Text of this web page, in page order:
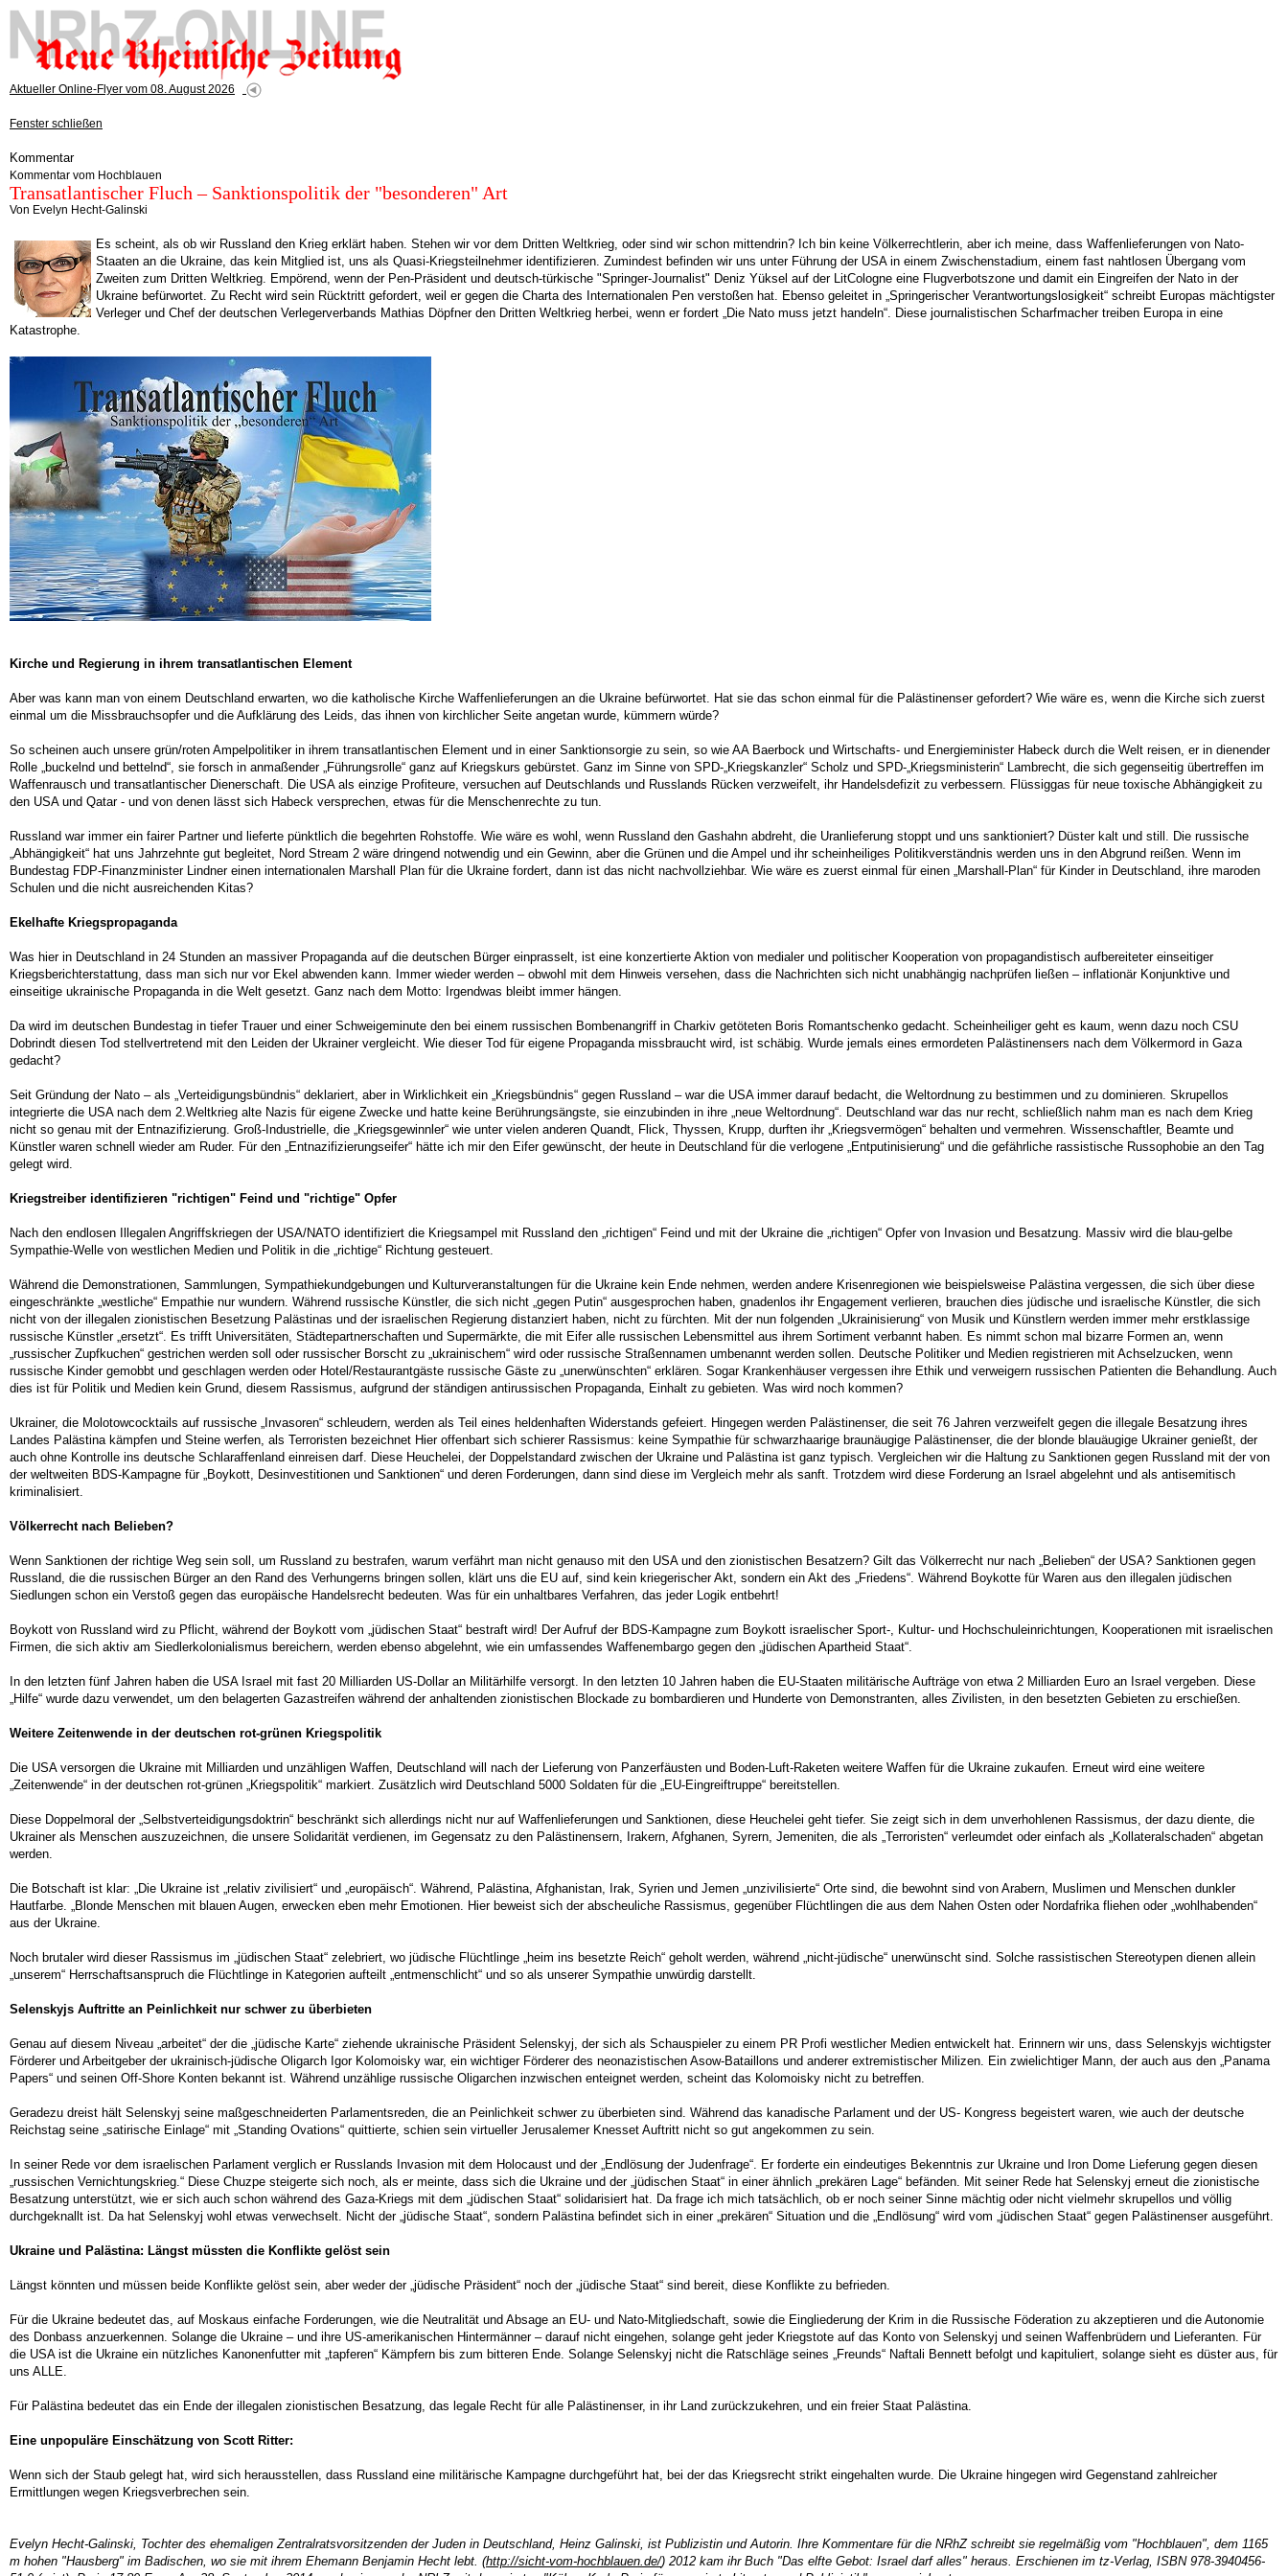
Aktueller Online-Flyer vom 08. August 2026
Fenster schließen
Kommentar
Kommentar vom Hochblauen
Transatlantischer Fluch – Sanktionspolitik der "besonderen" Art
Von Evelyn Hecht-Galinski
Es scheint, als ob wir Russland den Krieg erklärt haben. Stehen wir vor dem Dritten Weltkrieg, oder sind wir schon mittendrin? Ich bin keine Völkerrechtlerin, aber ich meine, dass Waffenlieferungen von Nato-
Staaten an die Ukraine, das kein Mitglied ist, uns als Quasi-Kriegsteilnehmer identifizieren. Zumindest befinden wir uns unter Führung der USA in einem Zwischenstadium, einem fast nahtlosen Übergang vom
Zweiten zum Dritten Weltkrieg. Empörend, wenn der Pen-Präsident und deutsch-türkische "Springer-Journalist" Deniz Yüksel auf der LitCologne eine Flugverbotszone und damit ein Eingreifen der Nato in der
Ukraine befürwortet. Zu Recht wird sein Rücktritt gefordert, weil er gegen die Charta des Internationalen Pen verstoßen hat. Ebenso geleitet in „Springerischer Verantwortungslosigkeit“ schreibt Europas mächtigster
Verleger und Chef der deutschen Verlegerverbands Mathias Döpfner den Dritten Weltkrieg herbei, wenn er fordert „Die Nato muss jetzt handeln“. Diese journalistischen Scharfmacher treiben Europa in eine
Katastrophe.
Kirche und Regierung in ihrem transatlantischen Element
Aber was kann man von einem Deutschland erwarten, wo die katholische Kirche Waffenlieferungen an die Ukraine befürwortet. Hat sie das schon einmal für die Palästinenser gefordert? Wie wäre es, wenn die Kirche sich zuerst
einmal um die Missbrauchsopfer und die Aufklärung des Leids, das ihnen von kirchlicher Seite angetan wurde, kümmern würde?
So scheinen auch unsere grün/roten Ampelpolitiker in ihrem transatlantischen Element und in einer Sanktionsorgie zu sein, so wie AA Baerbock und Wirtschafts- und Energieminister Habeck durch die Welt reisen, er in dienender
Rolle „buckelnd und bettelnd“, sie forsch in anmaßender „Führungsrolle“ ganz auf Kriegskurs gebürstet. Ganz im Sinne von SPD-„Kriegskanzler“ Scholz und SPD-„Kriegsministerin“ Lambrecht, die sich gegenseitig übertreffen im
Waffenrausch und transatlantischer Dienerschaft. Die USA als einzige Profiteure, versuchen auf Deutschlands und Russlands Rücken verzweifelt, ihr Handelsdefizit zu verbessern. Flüssiggas für neue toxische Abhängigkeit zu
den USA und Qatar - und von denen lässt sich Habeck versprechen, etwas für die Menschenrechte zu tun.
Russland war immer ein fairer Partner und lieferte pünktlich die begehrten Rohstoffe. Wie wäre es wohl, wenn Russland den Gashahn abdreht, die Uranlieferung stoppt und uns sanktioniert? Düster kalt und still. Die russische
„Abhängigkeit“ hat uns Jahrzehnte gut begleitet, Nord Stream 2 wäre dringend notwendig und ein Gewinn, aber die Grünen und die Ampel und ihr scheinheiliges Politikverständnis werden uns in den Abgrund reißen. Wenn im
Bundestag FDP-Finanzminister Lindner einen internationalen Marshall Plan für die Ukraine fordert, dann ist das nicht nachvollziehbar. Wie wäre es zuerst einmal für einen „Marshall-Plan“ für Kinder in Deutschland, ihre maroden
Schulen und die nicht ausreichenden Kitas?
Ekelhafte Kriegspropaganda
Was hier in Deutschland in 24 Stunden an massiver Propaganda auf die deutschen Bürger einprasselt, ist eine konzertierte Aktion von medialer und politischer Kooperation von propagandistisch aufbereiteter einseitiger
Kriegsberichterstattung, dass man sich nur vor Ekel abwenden kann. Immer wieder werden – obwohl mit dem Hinweis versehen, dass die Nachrichten sich nicht unabhängig nachprüfen ließen – inflationär Konjunktive und
einseitige ukrainische Propaganda in die Welt gesetzt. Ganz nach dem Motto: Irgendwas bleibt immer hängen.
Da wird im deutschen Bundestag in tiefer Trauer und einer Schweigeminute den bei einem russischen Bombenangriff in Charkiv getöteten Boris Romantschenko gedacht. Scheinheiliger geht es kaum, wenn dazu noch CSU
Dobrindt diesen Tod stellvertretend mit den Leiden der Ukrainer vergleicht. Wie dieser Tod für eigene Propaganda missbraucht wird, ist schäbig. Wurde jemals eines ermordeten Palästinensers nach dem Völkermord in Gaza
gedacht?
Seit Gründung der Nato – als „Verteidigungsbündnis“ deklariert, aber in Wirklichkeit ein „Kriegsbündnis“ gegen Russland – war die USA immer darauf bedacht, die Weltordnung zu bestimmen und zu dominieren. Skrupellos
integrierte die USA nach dem 2.Weltkrieg alte Nazis für eigene Zwecke und hatte keine Berührungsängste, sie einzubinden in ihre „neue Weltordnung“. Deutschland war das nur recht, schließlich nahm man es nach dem Krieg
nicht so genau mit der Entnazifizierung. Groß-Industrielle, die „Kriegsgewinnler“ wie unter vielen anderen Quandt, Flick, Thyssen, Krupp, durften ihr „Kriegsvermögen“ behalten und vermehren. Wissenschaftler, Beamte und
Künstler waren schnell wieder am Ruder. Für den „Entnazifizierungseifer“ hätte ich mir den Eifer gewünscht, der heute in Deutschland für die verlogene „Entputinisierung“ und die gefährliche rassistische Russophobie an den Tag
gelegt wird.
Kriegstreiber identifizieren "richtigen" Feind und "richtige" Opfer
Nach den endlosen Illegalen Angriffskriegen der USA/NATO identifiziert die Kriegsampel mit Russland den „richtigen“ Feind und mit der Ukraine die „richtigen“ Opfer von Invasion und Besatzung. Massiv wird die blau-gelbe
Sympathie-Welle von westlichen Medien und Politik in die „richtige“ Richtung gesteuert.
Während die Demonstrationen, Sammlungen, Sympathiekundgebungen und Kulturveranstaltungen für die Ukraine kein Ende nehmen, werden andere Krisenregionen wie beispielsweise Palästina vergessen, die sich über diese
eingeschränkte „westliche“ Empathie nur wundern. Während russische Künstler, die sich nicht „gegen Putin“ ausgesprochen haben, gnadenlos ihr Engagement verlieren, brauchen dies jüdische und israelische Künstler, die sich
nicht von der illegalen zionistischen Besetzung Palästinas und der israelischen Regierung distanziert haben, nicht zu fürchten. Mit der nun folgenden „Ukrainisierung“ von Musik und Künstlern werden immer mehr erstklassige
russische Künstler „ersetzt“. Es trifft Universitäten, Städtepartnerschaften und Supermärkte, die mit Eifer alle russischen Lebensmittel aus ihrem Sortiment verbannt haben. Es nimmt schon mal bizarre Formen an, wenn
„russischer Zupfkuchen“ gestrichen werden soll oder russischer Borscht zu „ukrainischem“ wird oder russische Straßennamen umbenannt werden sollen. Deutsche Politiker und Medien registrieren mit Achselzucken, wenn
russische Kinder gemobbt und geschlagen werden oder Hotel/Restaurantgäste russische Gäste zu „unerwünschten“ erklären. Sogar Krankenhäuser vergessen ihre Ethik und verweigern russischen Patienten die Behandlung. Auch
dies ist für Politik und Medien kein Grund, diesem Rassismus, aufgrund der ständigen antirussischen Propaganda, Einhalt zu gebieten. Was wird noch kommen?
Ukrainer, die Molotowcocktails auf russische „Invasoren“ schleudern, werden als Teil eines heldenhaften Widerstands gefeiert. Hingegen werden Palästinenser, die seit 76 Jahren verzweifelt gegen die illegale Besatzung ihres
Landes Palästina kämpfen und Steine werfen, als Terroristen bezeichnet Hier offenbart sich schierer Rassismus: keine Sympathie für schwarzhaarige braunäugige Palästinenser, die der blonde blauäugige Ukrainer genießt, der
auch ohne Kontrolle ins deutsche Schlaraffenland einreisen darf. Diese Heuchelei, der Doppelstandard zwischen der Ukraine und Palästina ist ganz typisch. Vergleichen wir die Haltung zu Sanktionen gegen Russland mit der von
der weltweiten BDS-Kampagne für „Boykott, Desinvestitionen und Sanktionen“ und deren Forderungen, dann sind diese im Vergleich mehr als sanft. Trotzdem wird diese Forderung an Israel abgelehnt und als antisemitisch
kriminalisiert.
Völkerrecht nach Belieben?
Wenn Sanktionen der richtige Weg sein soll, um Russland zu bestrafen, warum verfährt man nicht genauso mit den USA und den zionistischen Besatzern? Gilt das Völkerrecht nur nach „Belieben“ der USA? Sanktionen gegen
Russland, die die russischen Bürger an den Rand des Verhungerns bringen sollen, klärt uns die EU auf, sind kein kriegerischer Akt, sondern ein Akt des „Friedens“. Während Boykotte für Waren aus den illegalen jüdischen
Siedlungen schon ein Verstoß gegen das europäische Handelsrecht bedeuten. Was für ein unhaltbares Verfahren, das jeder Logik entbehrt!
Boykott von Russland wird zu Pflicht, während der Boykott vom „jüdischen Staat“ bestraft wird! Der Aufruf der BDS-Kampagne zum Boykott israelischer Sport-, Kultur- und Hochschuleinrichtungen, Kooperationen mit israelischen
Firmen, die sich aktiv am Siedlerkolonialismus bereichern, werden ebenso abgelehnt, wie ein umfassendes Waffenembargo gegen den „jüdischen Apartheid Staat“.
In den letzten fünf Jahren haben die USA Israel mit fast 20 Milliarden US-Dollar an Militärhilfe versorgt. In den letzten 10 Jahren haben die EU-Staaten militärische Aufträge von etwa 2 Milliarden Euro an Israel vergeben. Diese
„Hilfe“ wurde dazu verwendet, um den belagerten Gazastreifen während der anhaltenden zionistischen Blockade zu bombardieren und Hunderte von Demonstranten, alles Zivilisten, in den besetzten Gebieten zu erschießen.
Weitere Zeitenwende in der deutschen rot-grünen Kriegspolitik
Die USA versorgen die Ukraine mit Milliarden und unzähligen Waffen, Deutschland will nach der Lieferung von Panzerfäusten und Boden-Luft-Raketen weitere Waffen für die Ukraine zukaufen. Erneut wird eine weitere
„Zeitenwende“ in der deutschen rot-grünen „Kriegspolitik“ markiert. Zusätzlich wird Deutschland 5000 Soldaten für die „EU-Eingreiftruppe“ bereitstellen.
Diese Doppelmoral der „Selbstverteidigungsdoktrin“ beschränkt sich allerdings nicht nur auf Waffenlieferungen und Sanktionen, diese Heuchelei geht tiefer. Sie zeigt sich in dem unverhohlenen Rassismus, der dazu diente, die
Ukrainer als Menschen auszuzeichnen, die unsere Solidarität verdienen, im Gegensatz zu den Palästinensern, Irakern, Afghanen, Syrern, Jemeniten, die als „Terroristen“ verleumdet oder einfach als „Kollateralschaden“ abgetan
werden.
Die Botschaft ist klar: „Die Ukraine ist „relativ zivilisiert“ und „europäisch“. Während, Palästina, Afghanistan, Irak, Syrien und Jemen „unzivilisierte“ Orte sind, die bewohnt sind von Arabern, Muslimen und Menschen dunkler
Hautfarbe. „Blonde Menschen mit blauen Augen, erwecken eben mehr Emotionen. Hier beweist sich der abscheuliche Rassismus, gegenüber Flüchtlingen die aus dem Nahen Osten oder Nordafrika fliehen oder „wohlhabenden“
aus der Ukraine.
Noch brutaler wird dieser Rassismus im „jüdischen Staat“ zelebriert, wo jüdische Flüchtlinge „heim ins besetzte Reich“ geholt werden, während „nicht-jüdische“ unerwünscht sind. Solche rassistischen Stereotypen dienen allein
„unserem“ Herrschaftsanspruch die Flüchtlinge in Kategorien aufteilt „entmenschlicht“ und so als unserer Sympathie unwürdig darstellt.
Selenskyjs Auftritte an Peinlichkeit nur schwer zu überbieten
Genau auf diesem Niveau „arbeitet“ der die „jüdische Karte“ ziehende ukrainische Präsident Selenskyj, der sich als Schauspieler zu einem PR Profi westlicher Medien entwickelt hat. Erinnern wir uns, dass Selenskyjs wichtigster
Förderer und Arbeitgeber der ukrainisch-jüdische Oligarch Igor Kolomoisky war, ein wichtiger Förderer des neonazistischen Asow-Bataillons und anderer extremistischer Milizen. Ein zwielichtiger Mann, der auch aus den „Panama
Papers“ und seinen Off-Shore Konten bekannt ist. Während unzählige russische Oligarchen inzwischen enteignet werden, scheint das Kolomoisky nicht zu betreffen.
Geradezu dreist hält Selenskyj seine maßgeschneiderten Parlamentsreden, die an Peinlichkeit schwer zu überbieten sind. Während das kanadische Parlament und der US- Kongress begeistert waren, wie auch der deutsche
Reichstag seine „satirische Einlage“ mit „Standing Ovations“ quittierte, schien sein virtueller Jerusalemer Knesset Auftritt nicht so gut angekommen zu sein.
In seiner Rede vor dem israelischen Parlament verglich er Russlands Invasion mit dem Holocaust und der „Endlösung der Judenfrage“. Er forderte ein eindeutiges Bekenntnis zur Ukraine und Iron Dome Lieferung gegen diesen
„russischen Vernichtungskrieg.“ Diese Chuzpe steigerte sich noch, als er meinte, dass sich die Ukraine und der „jüdischen Staat“ in einer ähnlich „prekären Lage“ befänden. Mit seiner Rede hat Selenskyj erneut die zionistische
Besatzung unterstützt, wie er sich auch schon während des Gaza-Kriegs mit dem „jüdischen Staat“ solidarisiert hat. Da frage ich mich tatsächlich, ob er noch seiner Sinne mächtig oder nicht vielmehr skrupellos und völlig
durchgeknallt ist. Da hat Selenskyj wohl etwas verwechselt. Nicht der „jüdische Staat“, sondern Palästina befindet sich in einer „prekären“ Situation und die „Endlösung“ wird vom „jüdischen Staat“ gegen Palästinenser ausgeführt.
Ukraine und Palästina: Längst müssten die Konflikte gelöst sein
Längst könnten und müssen beide Konflikte gelöst sein, aber weder der „jüdische Präsident“ noch der „jüdische Staat“ sind bereit, diese Konflikte zu befrieden.
Für die Ukraine bedeutet das, auf Moskaus einfache Forderungen, wie die Neutralität und Absage an EU- und Nato-Mitgliedschaft, sowie die Eingliederung der Krim in die Russische Föderation zu akzeptieren und die Autonomie
des Donbass anzuerkennen. Solange die Ukraine – und ihre US-amerikanischen Hintermänner – darauf nicht eingehen, solange geht jeder Kriegstote auf das Konto von Selenskyj und seinen Waffenbrüdern und Lieferanten. Für
die USA ist die Ukraine ein nützliches Kanonenfutter mit „tapferen“ Kämpfern bis zum bitteren Ende. Solange Selenskyj nicht die Ratschläge seines „Freunds“ Naftali Bennett befolgt und kapituliert, solange sieht es düster aus, für
uns ALLE.
Für Palästina bedeutet das ein Ende der illegalen zionistischen Besatzung, das legale Recht für alle Palästinenser, in ihr Land zurückzukehren, und ein freier Staat Palästina.
Eine unpopuläre Einschätzung von Scott Ritter:
Wenn sich der Staub gelegt hat, wird sich herausstellen, dass Russland eine militärische Kampagne durchgeführt hat, bei der das Kriegsrecht strikt eingehalten wurde. Die Ukraine hingegen wird Gegenstand zahlreicher
Ermittlungen wegen Kriegsverbrechen sein.
Evelyn Hecht-Galinski, Tochter des ehemaligen Zentralratsvorsitzenden der Juden in Deutschland, Heinz Galinski, ist Publizistin und Autorin. Ihre Kommentare für die NRhZ schreibt sie regelmäßig vom "Hochblauen", dem 1165
m hohen "Hausberg" im Badischen, wo sie mit ihrem Ehemann Benjamin Hecht lebt. (http://sicht-vom-hochblauen.de/) 2012 kam ihr Buch "Das elfte Gebot: Israel darf alles" heraus. Erschienen im tz-Verlag, ISBN 978-3940456-